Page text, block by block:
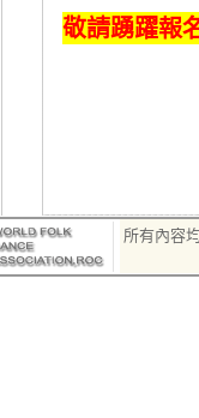
敬請踴躍報
所有內容